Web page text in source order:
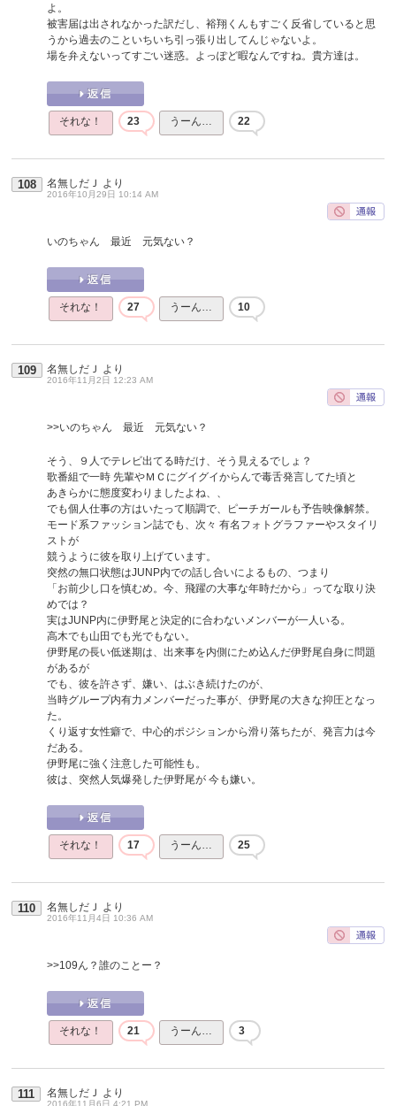
よ。
被害届は出されなかった訳だし、裕翔くんもすごく反省していると思
うから過去のこといちいち引っ張り出してんじゃないよ。
場を弁えないってすごい迷惑。よっぽど暇なんですね。貴方達は。
それな！ 23 うーん… 22
108 名無しだＪ より
2016年10月29日 10:14 AM
いのちゃん 最近 元気ない？
それな！ 27 うーん… 10
109 名無しだＪ より
2016年11月2日 12:23 AM
>>いのちゃん 最近 元気ない？
そう、９人でテレビ出てる時だけ、そう見えるでしょ？
歌番組で一時 先輩やＭＣにグイグイからんで毒舌発言してた頃と
あきらかに態度変わりましたよね、、
でも個人仕事の方はいたって順調で、ピーチガールも予告映像解禁。
モード系ファッション誌でも、次々 有名フォトグラファーやスタイリ
ストが
競うように彼を取り上げています。
突然の無口状態はJUNP内での話し合いによるもの、つまり
「お前少し口を慎むめ。今、飛躍の大事な年時だから」ってな取り決
めでは？
実はJUNP内に伊野尾と決定的に合わないメンバーが一人いる。
高木でも山田でも光でもない。
伊野尾の長い低迷期は、出来事を内側にため込んだ伊野尾自身に問題
があるが
でも、彼を許さず、嫌い、はぶき続けたのが、
当時グループ内有力メンバーだった事が、伊野尾の大きな抑圧となっ
た。
くり返す女性癖で、中心的ポジションから滑り落ちたが、発言力は今
だある。
伊野尾に強く注意した可能性も。
彼は、突然人気爆発した伊野尾が 今も嫌い。
それな！ 17 うーん… 25
110 名無しだＪ より
2016年11月4日 10:36 AM
>>109ん？誰のことー？
それな！ 21 うーん… 3
111 名無しだＪ より
2016年11月6日 4:21 PM